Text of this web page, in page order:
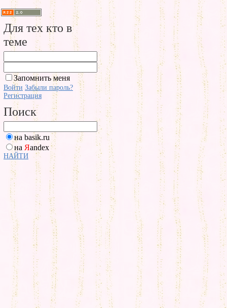
Для тех кто в
теме
Запомнить меня
Войти Забыли пароль?
Регистрация
Поиск
на basik.ru
на Яandex
НАЙТИ